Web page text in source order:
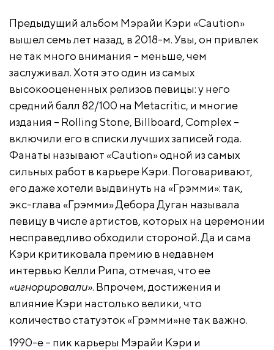
Предыдущий альбом Мэрайи Кэри «Caution»
вышел семь лет назад, в 2018-м. Увы, он привлек
не так много внимания – меньше, чем
заслуживал. Хотя это один из самых
высокооцененных релизов певицы: у него
средний балл 82/100 на Metacritic, и многие
издания – Rolling Stone, Billboard, Complex –
включили его в списки лучших записей года.
Фанаты называют «Caution» одной из самых
сильных работ в карьере Кэри. Поговаривают,
его даже хотели выдвинуть на «Грэмми»: так,
экс-глава «Грэмми» Дебора Дуган называла
певицу в числе артистов, которых на церемонии
несправедливо обходили стороной. Да и сама
Кэри критиковала премию в недавнем
интервью Келли Рипа, отмечая, что ее
«игнорировали». Впрочем, достижения и
влияние Кэри настолько велики, что
количество статуэток «Грэмми»не так важно.
1990-е – пик карьеры Мэрайи Кэри и